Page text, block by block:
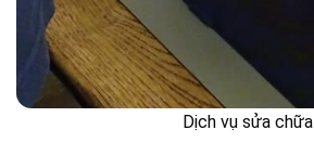
Dịch vụ sửa